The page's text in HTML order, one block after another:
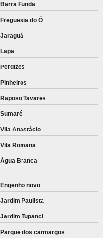
Barra Funda
Freguesia do Ó
Jaraguá
Lapa
Perdizes
Pinheiros
Raposo Tavares
Sumaré
Vila Anastácio
Vila Romana
Água Branca
Engenho novo
Jardim Paulista
Jardim Tupanci
Parque dos carmargos